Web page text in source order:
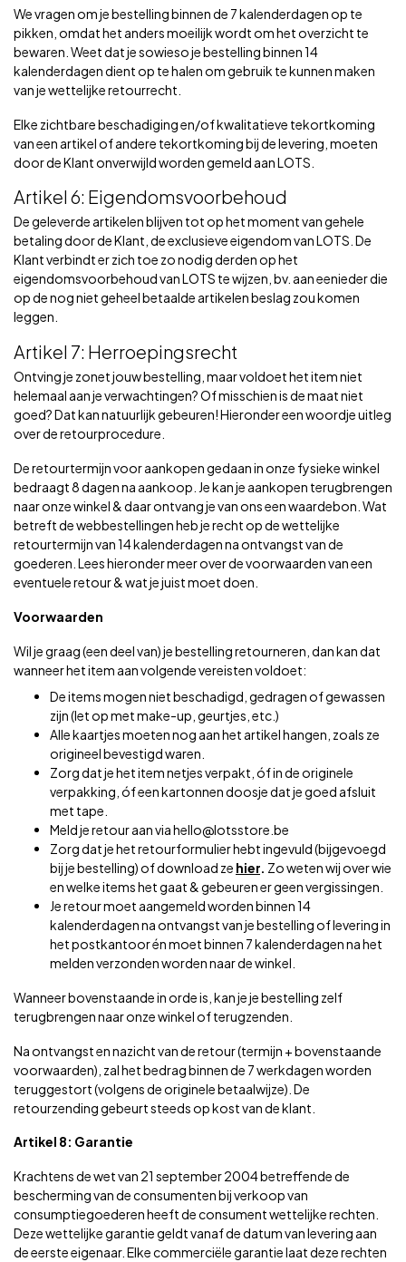
We vragen om je bestelling binnen de 7 kalenderdagen op te
pikken, omdat het anders moeilijk wordt om het overzicht te
bewaren. Weet dat je sowieso je bestelling binnen 14
kalenderdagen dient op te halen om gebruik te kunnen maken
van je wettelijke retourrecht.
Elke zichtbare beschadiging en/of kwalitatieve tekortkoming
van een artikel of andere tekortkoming bij de levering, moeten
door de Klant onverwijld worden gemeld aan LOTS.
Artikel 6: Eigendomsvoorbehoud
De geleverde artikelen blijven tot op het moment van gehele
betaling door de Klant, de exclusieve eigendom van LOTS. De
Klant verbindt er zich toe zo nodig derden op het
eigendomsvoorbehoud van LOTS te wijzen, bv. aan eenieder die
op de nog niet geheel betaalde artikelen beslag zou komen
leggen.
Artikel 7: Herroepingsrecht
Ontving je zonet jouw bestelling, maar voldoet het item niet
helemaal aan je verwachtingen? Of misschien is de maat niet
goed? Dat kan natuurlijk gebeuren! Hieronder een woordje uitleg
over de retourprocedure.
De retourtermijn voor aankopen gedaan in onze fysieke winkel
bedraagt 8 dagen na aankoop. Je kan je aankopen terugbrengen
naar onze winkel & daar ontvang je van ons een waardebon. Wat
betreft de webbestellingen heb je recht op de wettelijke
retourtermijn van 14 kalenderdagen na ontvangst van de
goederen. Lees hieronder meer over de voorwaarden van een
eventuele retour & wat je juist moet doen.
Voorwaarden
Wil je graag (een deel van) je bestelling retourneren, dan kan dat
wanneer het item aan volgende vereisten voldoet:
De items mogen niet beschadigd, gedragen of gewassen
zijn (let op met make-up, geurtjes, etc.)
Alle kaartjes moeten nog aan het artikel hangen, zoals ze
origineel bevestigd waren.
Zorg dat je het item netjes verpakt, óf in de originele
verpakking, óf een kartonnen doosje dat je goed afsluit
met tape.
Meld je retour aan viahello@lotsstore.be
Zorg dat je het retourformulier hebt ingevuld (bijgevoegd
bij je bestelling) of download ze hier. Zo weten wij over wie
en welke items het gaat & gebeuren er geen vergissingen.
Je retour moet aangemeld worden binnen 14
kalenderdagen na ontvangst van je bestelling of levering in
het postkantoor én moet binnen 7 kalenderdagen na het
melden verzonden worden naar de winkel.
Wanneer bovenstaande in orde is, kan je je bestelling zelf
terugbrengen naar onze winkel of terugzenden.
Na ontvangst en nazicht van de retour (termijn + bovenstaande
voorwaarden), zal het bedrag binnen de 7 werkdagen worden
teruggestort (volgens de originele betaalwijze). De
retourzending gebeurt steeds op kost van de klant.
Artikel 8: Garantie
Krachtens de wet van 21 september 2004 betreffende de
bescherming van de consumenten bij verkoop van
consumptiegoederen heeft de consument wettelijke rechten.
Deze wettelijke garantie geldt vanaf de datum van levering aan
de eerste eigenaar. Elke commerciële garantie laat deze rechten